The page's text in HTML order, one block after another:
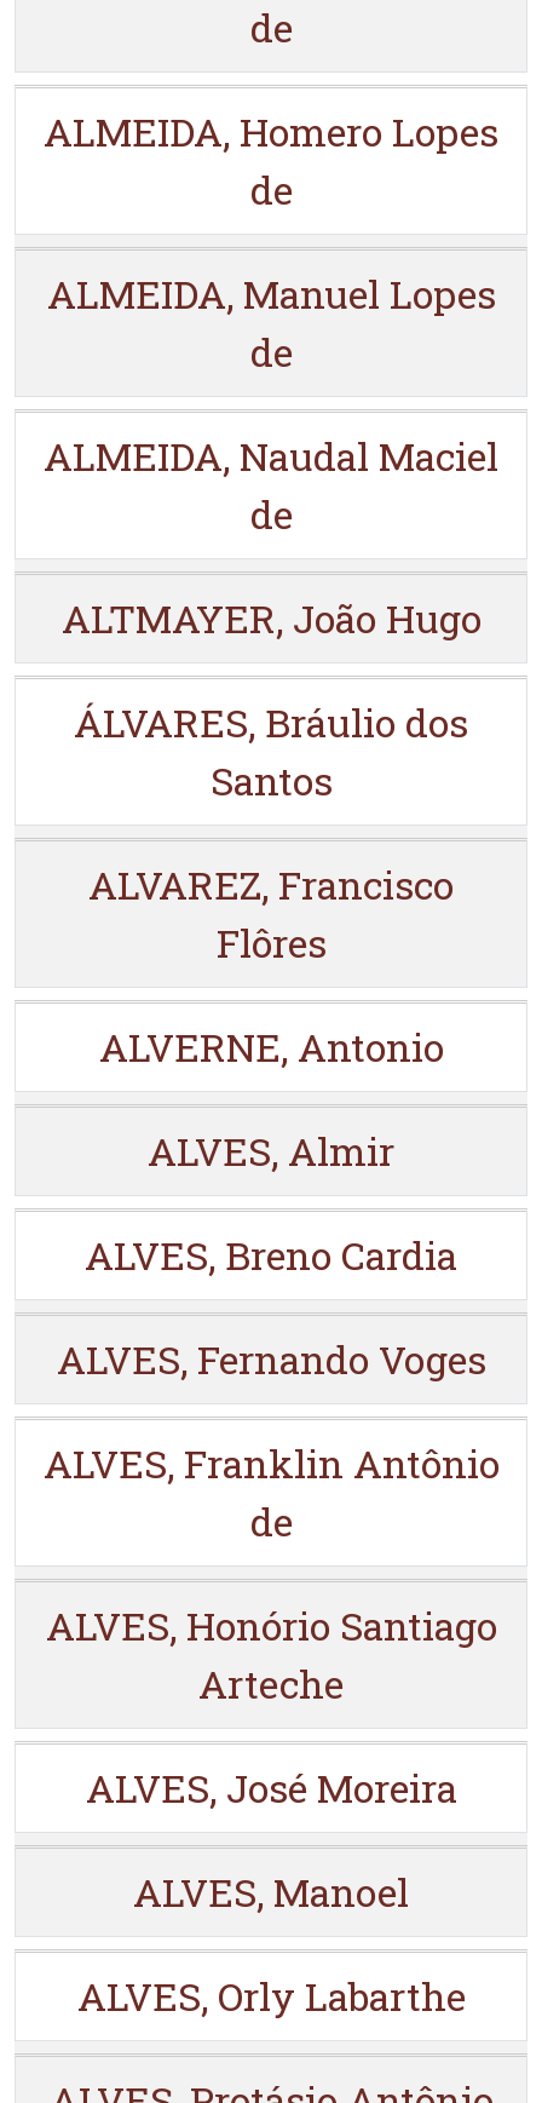
de
ALMEIDA, Homero Lopes
de
ALMEIDA, Manuel Lopes
de
ALMEIDA, Naudal Maciel
de
ALTMAYER, João Hugo
ÁLVARES, Bráulio dos
Santos
ALVAREZ, Francisco
Flôres
ALVERNE, Antonio
ALVES, Almir
ALVES, Breno Cardia
ALVES, Fernando Voges
ALVES, Franklin Antônio
de
ALVES, Honório Santiago
Arteche
ALVES, José Moreira
ALVES, Manoel
ALVES, Orly Labarthe